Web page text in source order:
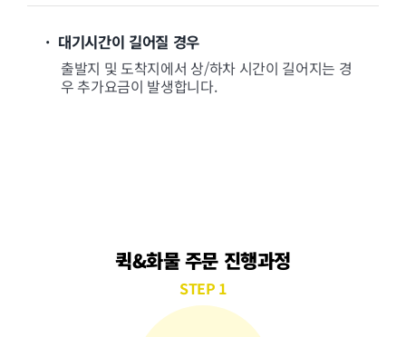
· 대기시간이 길어질 경우
출발지 및 도착지에서 상/하차 시간이 길어지는 경
우 추가요금이 발생합니다.
퀵&화물 주문 진행과정
STEP 1